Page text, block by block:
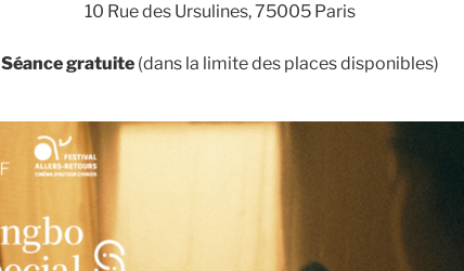
10 Rue des Ursulines, 75005 Paris
Séance gratuite (dans la limite des places disponibles)